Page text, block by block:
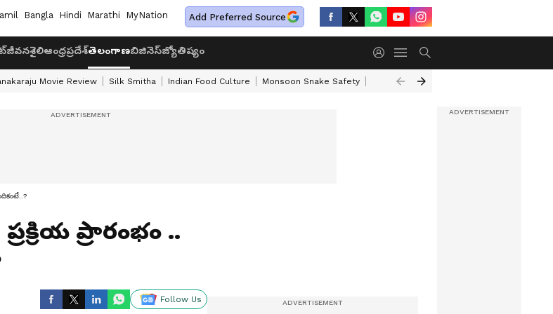
Bangla Hindi Marathi MyNation Add Preferred Source
జీవనశైలిఆంధ్రప్రదేశ్తెలంగాణబిజినెస్జ్యోతిష్యం
Movie Review Silk Smitha Indian Food Culture Monsoon Snake Safety Akkineni Nageswara Rao
ప్రారంభం ..
Follow Us